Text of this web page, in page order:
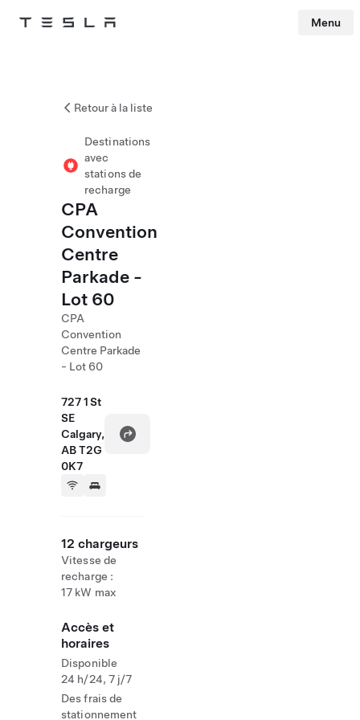
Tesla Menu
Retour à la liste
Destinations
avec
stations de
recharge
CPA
Convention
Centre
Parkade -
Lot 60
CPA
Convention
Centre Parkade
- Lot 60
727 1 St
SE
Calgary,
AB T2G
0K7
12 chargeurs
Vitesse de
recharge :
17 kW max
Accès et
horaires
Disponible
24 h/24, 7 j/7
Des frais de
stationnement